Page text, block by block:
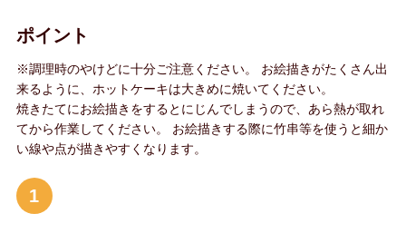
ポイント
※調理時のやけどに十分ご注意ください。 お絵描きがたくさん出
来るように、ホットケーキは大きめに焼いてください。
焼きたてにお絵描きをするとにじんでしまうので、あら熱が取れ
てから作業してください。 お絵描きする際に竹串等を使うと細か
い線や点が描きやすくなります。
1